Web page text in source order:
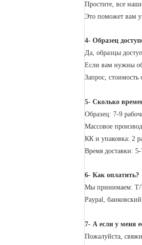
Простите, все
Это поможет вам
4- Образец
Да, образцы
Если вам нужны
Запрос,
5- Сколько
Образец: 7-9
Массовое
КК и упаковка: 2
Время доставки:
6- Как оплатить?
Мы принимаем: T/
Paypal,
7- А если у меня
Пожалуйста,